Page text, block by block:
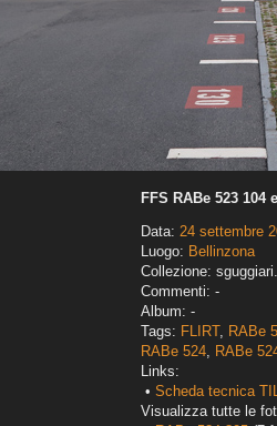
FFS RABe 523 104
Data: 24 settembre
Luogo: Bellinzona
Collezione:
Commenti: -
Album: -
Tags: FLIRT, RABe
RABe 524, RABe
Links:
• Scheda tecnica
Visualizza tutte le